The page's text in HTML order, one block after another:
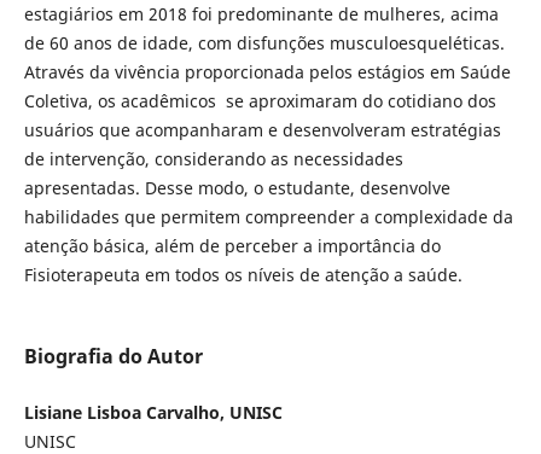
estagiários em 2018 foi predominante de mulheres, acima
de 60 anos de idade, com disfunções musculoesqueléticas.
Através da vivência proporcionada pelos estágios em Saúde
Coletiva, os acadêmicos se aproximaram do cotidiano dos
usuários que acompanharam e desenvolveram estratégias
de intervenção, considerando as necessidades
apresentadas. Desse modo, o estudante, desenvolve
habilidades que permitem compreender a complexidade da
atenção básica, além de perceber a importância do
Fisioterapeuta em todos os níveis de atenção a saúde.
Biografia do Autor
Lisiane Lisboa Carvalho, UNISC
UNISC